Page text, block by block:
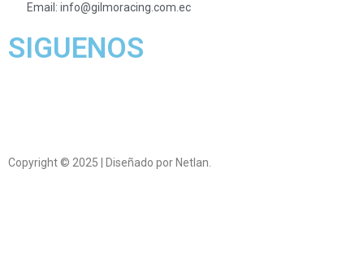
Email: info@gilmoracing.com.ec
SIGUENOS
Copyright © 2025 | Diseñado por Netlan.